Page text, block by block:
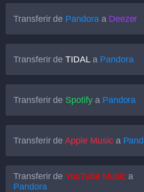
Transferir de Pandora a Deezer
Transferir deTIDALa Pandora
Transferir de Spotifya Pandora
Transferir deApple Musica
Transferir deYouTube Musica
Pandora